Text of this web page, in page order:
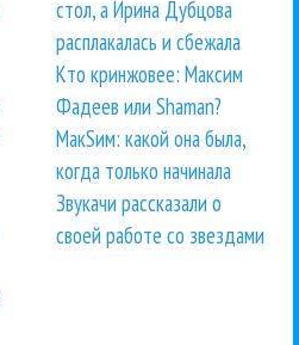
стол, а Ирина Дубцова
расплакалась и сбежала
Кто кринжовее: Максим
Фадеев или Shaman?
МакSим: какой она была,
когда только начинала
Звукачи рассказали о
своей работе со звездами